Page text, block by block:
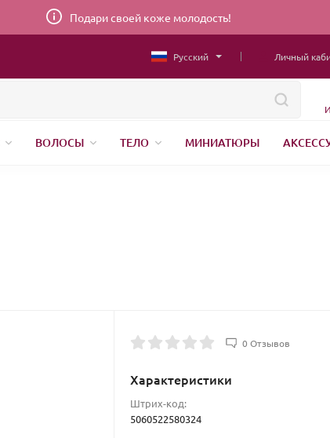
Подари своей коже молодость!
Русский Личный
ВОЛОСЫ ТЕЛО МИНИАТЮРЫ
0 Отзывов
Характеристики
Штрих-код:
5060522580324